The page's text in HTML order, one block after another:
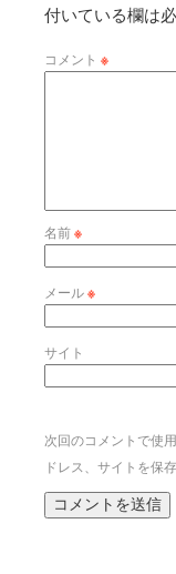
付いている欄は
コメント ※
名前※
メール※
サイト
次回のコメントで使
ドレス、サイトを保存